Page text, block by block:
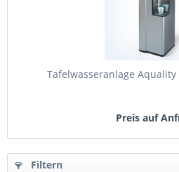
Tafelwasseranlage
Preis auf
Filtern